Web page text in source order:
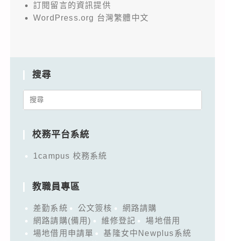
訂閱留言的資訊提供
WordPress.org 台灣繁體中文
搜尋
Search
校務平台系統
1campus 校務系統
教職員專區
差勤系統 公文簽核
網路請購
網路請購(備用)
維修登記
場地借用
場地借用申請單
基隆女中Newplus系統